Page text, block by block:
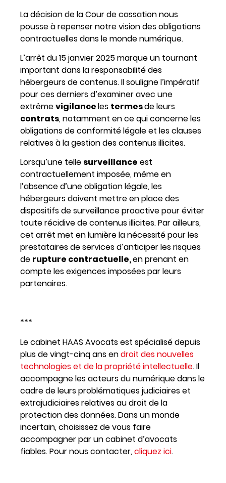
La décision de la Cour de cassation nous
pousse à repenser notre vision des obligations
contractuelles dans le monde numérique.
L’arrêt du 15 janvier 2025 marque un tournant
important dans la responsabilité des
hébergeurs de contenus. Il souligne l’impératif
pour ces derniers d’examiner avec une
extrêmevigilanceles termesde leurs
contrats, notamment en ce qui concerne les
obligations de conformité légale et les clauses
relatives à la gestion des contenus illicites.
Lorsqu’une telle surveillance est
contractuellement imposée, même en
l’absence d’une obligation légale, les
hébergeurs doivent mettre en place des
dispositifs de surveillance proactive pour éviter
toute récidive de contenus illicites. Par ailleurs,
cet arrêt met en lumière la nécessité pour les
prestataires de services d’anticiper les risques
de rupture contractuelle,en prenant en
compte les exigences imposées par leurs
partenaires.
***
Le cabinet HAAS Avocats est spécialisé depuis
plus de vingt-cinq ans endroit des nouvelles
technologies et de la propriété intellectuelle. Il
accompagne les acteurs du numérique dans le
cadre de leurs problématiques judiciaires et
extrajudiciaires relatives au droit de la
protection des données. Dans un monde
incertain, choisissez de vous faire
accompagner par un cabinet d’avocats
fiables. Pour nous contacter, cliquez ici.